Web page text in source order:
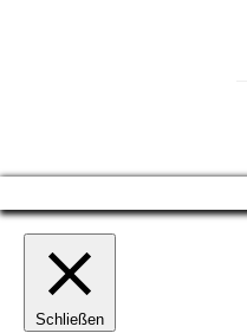
Schließen